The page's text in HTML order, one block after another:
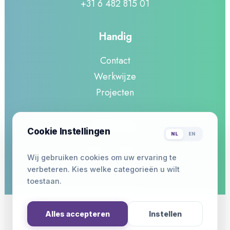
doen naar de sociale toegankelijkheid
+31 6 482 815 01
Handig
Contact
Werkwijze
Projecten
Informatie
Actueel : Onderzoek naar de sociale
toegankelijkheid binnen culturele- en
sportverenigingen
Volg ons : op LinkedIn voor de laatste
nieuwtjes!
Cookie Instellingen NL EN
Wij gebruiken cookies om uw ervaring te
verbeteren. Kies welke categorieën u wilt
toestaan.
Alles accepteren Instellen